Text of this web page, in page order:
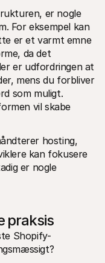
er nogle
For eksempel kan
er et varmt emne
da det
er udfordringen at
mens du forbliver
som muligt.
vil skabe
hosting,
kan fokusere
er nogle
praksis
Shopify-